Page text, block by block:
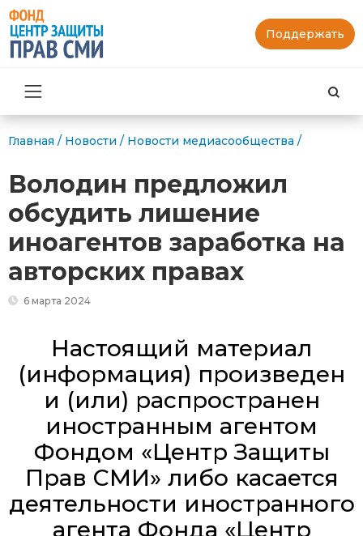
Поддержать
Главная / Новости / Новости медиасообщества /
Володин предложил
обсудить лишение
иноагентов заработка на
авторских правах
6 марта 2024
Настоящий материал
(информация) произведен
и (или) распространен
иностранным агентом
Фондом «Центр Защиты
Прав СМИ» либо касается
деятельности иностранного
агента Фонда «Центр